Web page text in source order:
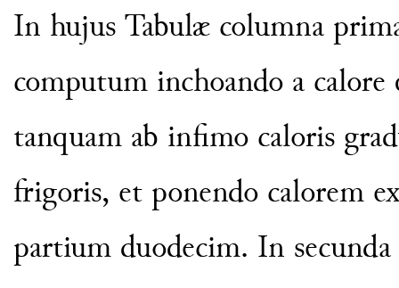
In hujus Tabulæ columna
computum inchoando a
tanquam ab infimo caloris
frigoris, et ponendo calorem
partium duodecim. In